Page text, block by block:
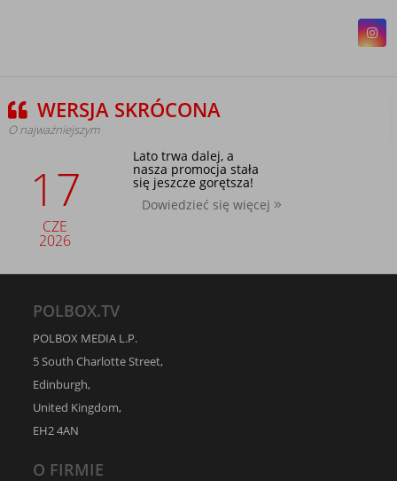
WERSJA SKRÓCONA
O najważniejszym
17
CZE
2026
Lato trwa dalej, a
nasza promocja stała
się jeszcze gorętsza!
Dowiedzieć się więcej
POLBOX.TV
POLBOX MEDIA L.P.
5 South Charlotte Street,
Edinburgh,
United Kingdom,
EH2 4AN
O FIRMIE